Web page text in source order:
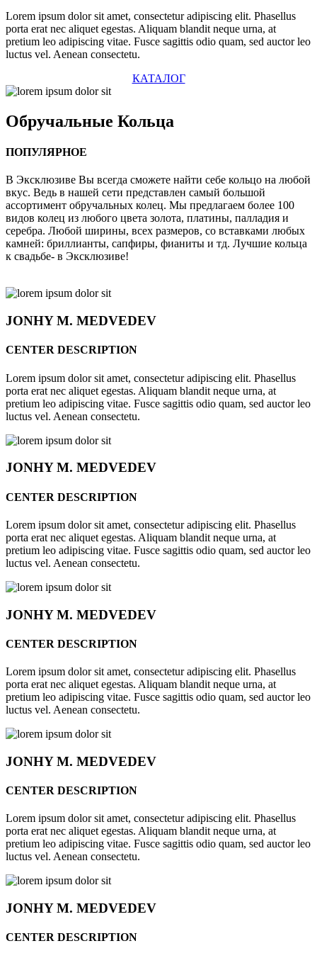
Lorem ipsum dolor sit amet, consectetur adipiscing elit. Phasellus
porta erat nec aliquet egestas. Aliquam blandit neque urna, at
pretium leo adipiscing vitae. Fusce sagittis odio quam, sed auctor leo
luctus vel. Aenean consectetu.
КАТАЛОГ
Обручальные Кольца
ПОПУЛЯРНОЕ
В Эксклюзиве Вы всегда сможете найти себе кольцо на любой
вкус. Ведь в нашей сети представлен самый большой
ассортимент обручальных колец. Мы предлагаем более 100
видов колец из любого цвета золота, платины, палладия и
серебра. Любой ширины, всех размеров, со вставками любых
камней: бриллианты, сапфиры, фианиты и тд. Лучшие кольца
к свадьбе- в Эксклюзиве!
JONHYM. MEDVEDEV
CENTER DESCRIPTION
Lorem ipsum dolor sit amet, consectetur adipiscing elit. Phasellus
porta erat nec aliquet egestas. Aliquam blandit neque urna, at
pretium leo adipiscing vitae. Fusce sagittis odio quam, sed auctor leo
luctus vel. Aenean consectetu.
JONHYM. MEDVEDEV
CENTER DESCRIPTION
Lorem ipsum dolor sit amet, consectetur adipiscing elit. Phasellus
porta erat nec aliquet egestas. Aliquam blandit neque urna, at
pretium leo adipiscing vitae. Fusce sagittis odio quam, sed auctor leo
luctus vel. Aenean consectetu.
JONHYM. MEDVEDEV
CENTER DESCRIPTION
Lorem ipsum dolor sit amet, consectetur adipiscing elit. Phasellus
porta erat nec aliquet egestas. Aliquam blandit neque urna, at
pretium leo adipiscing vitae. Fusce sagittis odio quam, sed auctor leo
luctus vel. Aenean consectetu.
JONHYM. MEDVEDEV
CENTER DESCRIPTION
Lorem ipsum dolor sit amet, consectetur adipiscing elit. Phasellus
porta erat nec aliquet egestas. Aliquam blandit neque urna, at
pretium leo adipiscing vitae. Fusce sagittis odio quam, sed auctor leo
luctus vel. Aenean consectetu.
JONHYM. MEDVEDEV
CENTER DESCRIPTION